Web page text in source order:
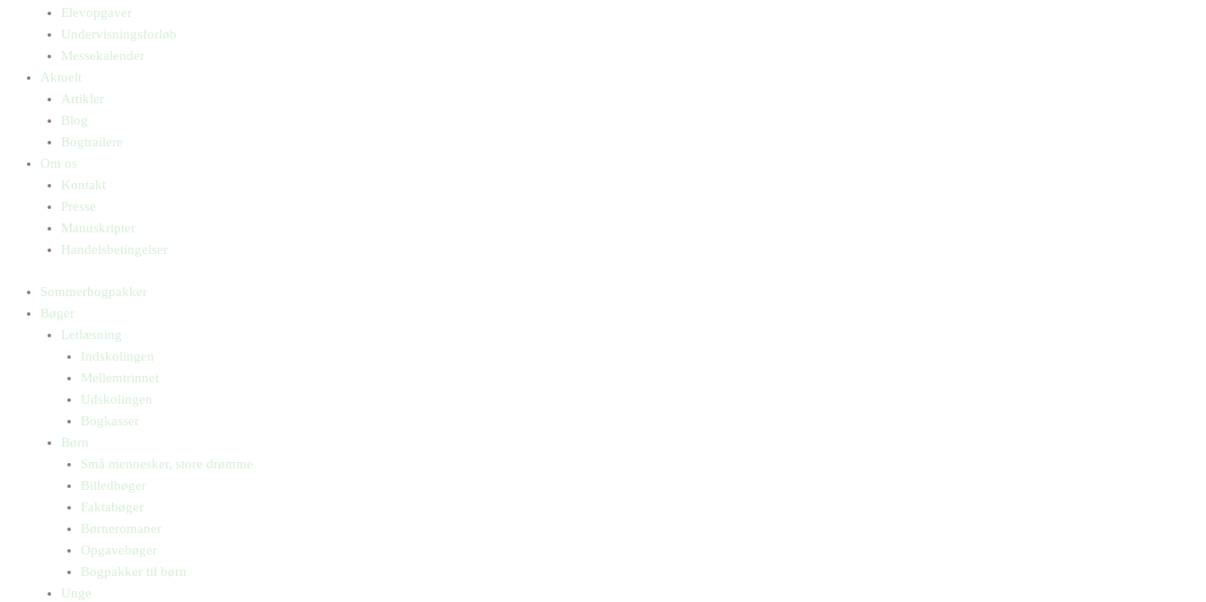
Elevopgaver
Undervisningsforløb
Messekalender
Aktuelt
Artikler
Blog
Bogtrailere
Om os
Kontakt
Presse
Manuskripter
Handelsbetingelser
Sommerbogpakker
Bøger
Letlæsning
Indskolingen
Mellemtrinnet
Udskolingen
Bogkasser
Børn
Små mennesker, store drømme
Billedbøger
Faktabøger
Børneromaner
Opgavebøger
Bogpakker til børn
Unge